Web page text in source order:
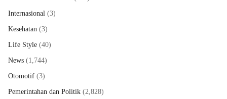
Internasional (3)
Kesehatan (3)
Life Style (40)
News (1,744)
Otomotif (3)
Pemerintahan dan Politik (2,828)